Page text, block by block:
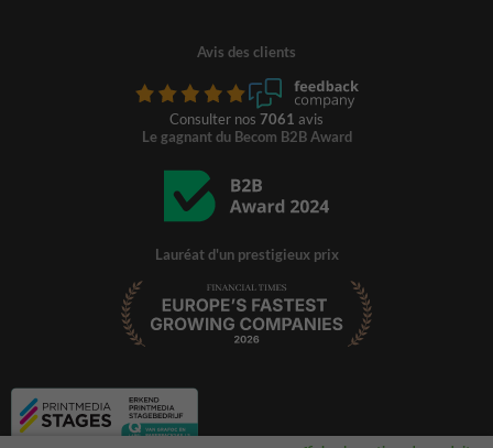
Avis des clients
Consulter nos 7061 avis
Le gagnant du Becom B2B Award
Lauréat d'un prestigieux prix